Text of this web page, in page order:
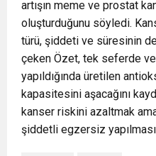
artışın meme ve prostat
oluşturduğunu söyledi.
türü, şiddeti ve süresinin
çeken Özet, tek seferde
yapıldığında üretilen
kapasitesini aşacağını
kanser riskini azaltmak
şiddetli egzersiz